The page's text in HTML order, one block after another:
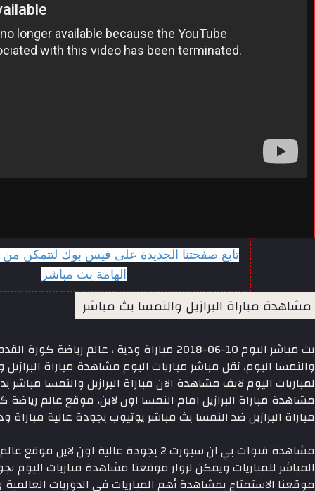
تابع صفحتنا الجديدة على فيس بوك لتتمكن من
الهامة بث مباشر
مشاهدة مباراة البرازيل والنمسا بث مباشر
بث مباشر اليوم 10-06-2018 مباراة ودية ، عالم
والنمسا اليوم، نقل مباشر مباريات اليوم مشاهدة مباراة
لمباريات اليوم لايف مشاهدة الان مباراة البرازيل والنمسا
مشاهدة مباراة البرازيل امام النمسا اون لاين، موقع عالم
مباراة البرازيل ضد النمسا بث مباشر يوتيوب بجودة عالية مباراة
مشاهدة قنوات بي ان سبورت 2 بجودة عالية
المباشر للمباريات ويمكن لزوار موقعنا مشاهدة مباريات اليوم
موقعنا الاستمتاع بمشاهدة أهم المباريات فى الدوريات العالمية